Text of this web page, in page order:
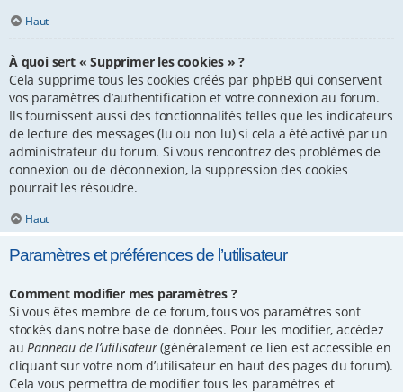
Haut
À quoi sert « Supprimer les cookies » ?
Cela supprime tous les cookies créés par phpBB qui conservent
vos paramètres d’authentification et votre connexion au forum.
Ils fournissent aussi des fonctionnalités telles que les indicateurs
de lecture des messages (lu ou non lu) si cela a été activé par un
administrateur du forum. Si vous rencontrez des problèmes de
connexion ou de déconnexion, la suppression des cookies
pourrait les résoudre.
Haut
Paramètres et préférences de l’utilisateur
Comment modifier mes paramètres ?
Si vous êtes membre de ce forum, tous vos paramètres sont
stockés dans notre base de données. Pour les modifier, accédez
auPanneau de l’utilisateur(généralement ce lien est accessible en
cliquant sur votre nom d’utilisateur en haut des pages du forum).
Cela vous permettra de modifier tous les paramètres et